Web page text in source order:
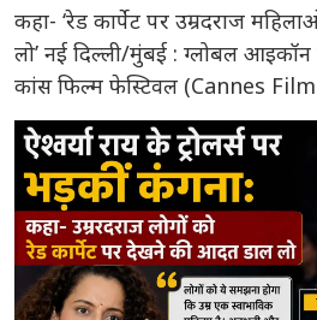
कहा- ‘रेड कार्पेट पर उम्रदराज
लो’ नई दिल्ली/मुंबई : ग्लोबल आइकॉन
कांस फिल्म फेस्टिवल (Cannes
लेकर सोशल मीडिया पर चल रही
कंगना रनोट खुलकर ऐश्वर्या के
ऐश्वर्या का […]